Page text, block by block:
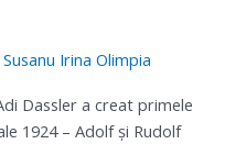
Susanu Irina Olimpia
Dassler a creat primele
1924 – Adolf şi Rudolf